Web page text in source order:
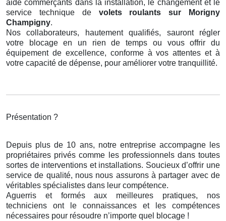
aide commerçants dans la installation, le changement et le
service technique de volets roulants
sur Morigny
Champigny.
Nos collaborateurs, hautement qualifiés, sauront régler
votre blocage en un rien de temps ou vous offrir du
équipement de excellence, conforme à vos attentes et à
votre capacité de dépense, pour améliorer votre tranquillité.
Présentation ?
Depuis plus de 10 ans, notre entreprise accompagne les
propriétaires privés comme les professionnels dans toutes
sortes de interventions et installations. Soucieux d’offrir une
service de qualité, nous nous assurons à partager avec de
véritables spécialistes dans leur compétence.
Aguerris et formés aux meilleures pratiques, nos
techniciens ont le connaissances et les compétences
nécessaires pour résoudre n’importe quel blocage !